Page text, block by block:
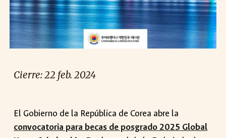
Cierre:22 feb. 2024
El Gobierno de la República de Corea abre la
convocatoria para becas de posgrado 2025 Global